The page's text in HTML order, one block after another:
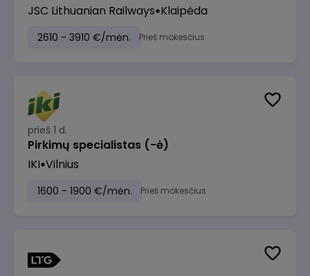
JSC Lithuanian Railways Klaipėda
2610 - 3910 €/mėn. Prieš mokesčius
prieš 1 d.
Pirkimų specialistas (-ė)
IKI Vilnius
1600 - 1900 €/mėn. Prieš mokesčius